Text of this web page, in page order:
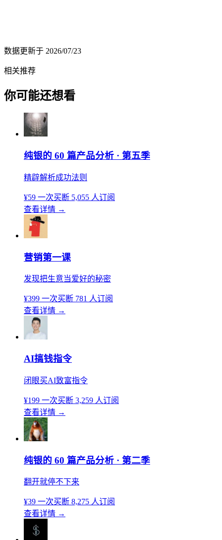
数据更新于 2026/07/23
相关推荐
你可能还想看
纯银的 60 篇产品分析 · 第五季
精辟解析成功法则
¥59 一次买断 5,055 人订阅
查看详情 →
营销第一课
发现把生意当爱好的秘密
¥399 一次买断 781 人订阅
查看详情 →
AI搞钱指令
闭眼买AI致富指令
¥199 一次买断 3,259 人订阅
查看详情 →
纯银的 60 篇产品分析 · 第二季
翻开就停不下来
¥39 一次买断 8,275 人订阅
查看详情 →